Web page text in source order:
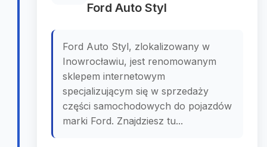
Ford Auto Styl
Ford Auto Styl, zlokalizowany w
Inowrocławiu, jest renomowanym
sklepem internetowym
specjalizującym się w sprzedaży
części samochodowych do pojazdów
marki Ford. Znajdziesz tu...